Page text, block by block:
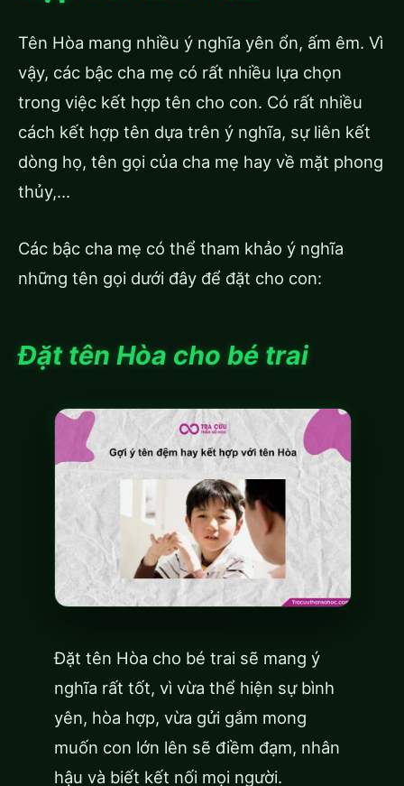
Tên Hòa mang nhiều ý nghĩa yên ổn, ấm êm. Vì
vậy, các bậc cha mẹ có rất nhiều lựa chọn
trong việc kết hợp tên cho con. Có rất nhiều
cách kết hợp tên dựa trên ý nghĩa, sự liên kết
dòng họ, tên gọi của cha mẹ hay về mặt phong
thủy,…
Các bậc cha mẹ có thể tham khảo ý nghĩa
những tên gọi dưới đây để đặt cho con:
Đặt tên Hòa cho bé trai
Đặt tên Hòa cho bé trai sẽ mang ý
nghĩa rất tốt, vì vừa thể hiện sự bình
yên, hòa hợp, vừa gửi gắm mong
muốn con lớn lên sẽ điềm đạm, nhân
hậu và biết kết nối mọi người.